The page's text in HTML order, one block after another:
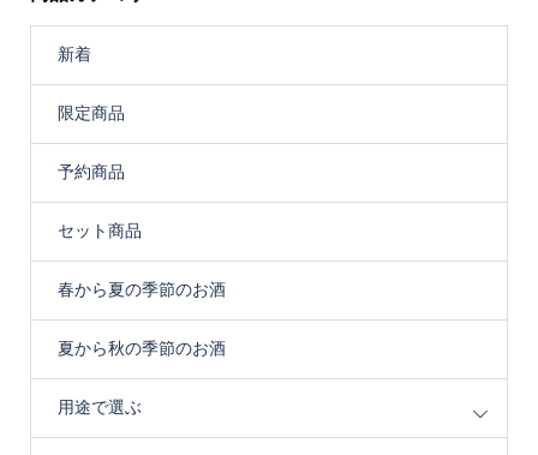
新着
限定商品
予約商品
セット商品
春から夏の季節のお酒
夏から秋の季節のお酒
用途で選ぶ